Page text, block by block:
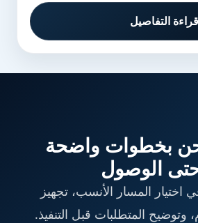
قراءة التفاصيل
بخطوات واضحة
حتى الوصول
المسار الأنسب، تجهيز
وتوضيح المتطلبات قبل التنفيذ.